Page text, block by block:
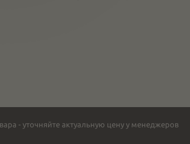
- уточняйте актуальную цену у менеджеров